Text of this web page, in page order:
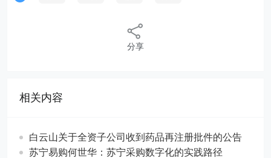
分享
相关内容
白云山关于全资子公司收到药品再注册批件的公告
苏宁易购何世华：苏宁采购数字化的实践路径